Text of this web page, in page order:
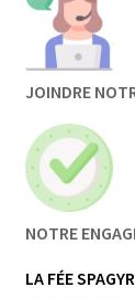
JOINDRE
NOTRE
LA FÉE